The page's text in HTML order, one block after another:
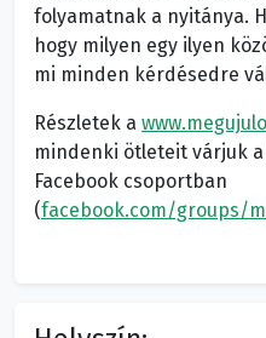
folyamatnak a nyitánya.
hogy milyen egy ilyen
mi minden kérdésedre
Részletek a
mindenki ötleteit várjuk
Facebook csoportban
(facebook.com/groups/